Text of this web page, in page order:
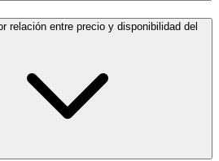
relación entre precio y disponibilidad del